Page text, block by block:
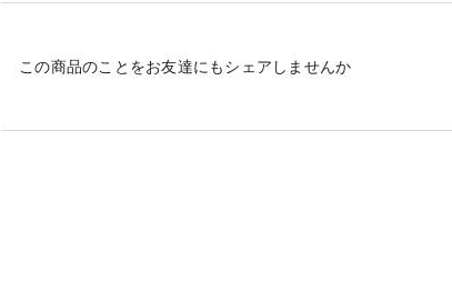
▼産地
▼品種
この商品のことをお友達にもシェアしませんか